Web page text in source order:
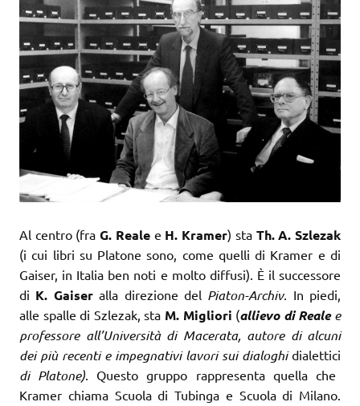
Al centro (fraG. Realee H. Kramer) sta Th. A. Szlezak
(i cui libri su Platone sono, come quelli di Kramer e di
Gaiser, in Italia ben noti e molto diffusi). È il successore
di K. Gaiseralla direzione del Piaton-Archiv. In piedi,
alle spalle di Szlezak, sta M. Migliori (allievo di Realee
professore all’Università di Macerata, autore di alcuni
dei più recenti e impegnativi lavori sui dialoghidialettici
di Platone). Questo gruppo rappresenta quella che
Kramer chiama Scuola di Tubinga e Scuola di Milano.